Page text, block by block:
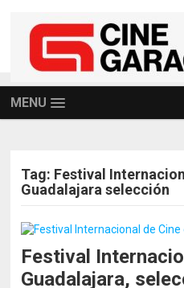
MENU
Tag: Festival
Guadalajara selección
Festival
Guadalajara,